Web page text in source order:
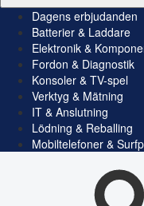
Dagens erbjudanden
Batterier & Laddare
Elektronik &
Fordon & Diagnostik
Konsoler & TV-spel
Verktyg & Mätning
IT & Anslutning
Lödning & Reballing
Mobiltelefoner &